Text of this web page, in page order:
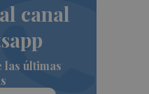
canal
las últimas